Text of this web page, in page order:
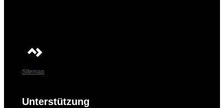
Sitemap
Unterstützung